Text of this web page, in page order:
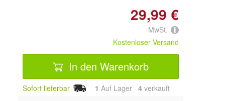
29,99 €
MwSt.
Kostenloser Versand
In den Warenkorb
Sofort lieferbar 1 Auf Lager 4 verkauft